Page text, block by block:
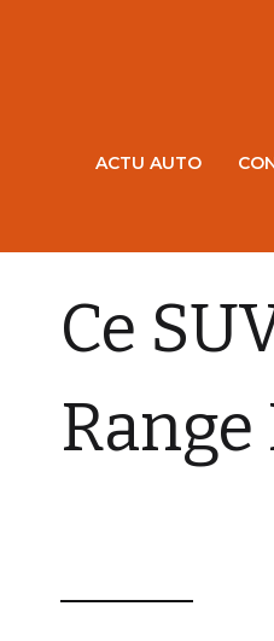
ACTU AUTO
Ce
Range